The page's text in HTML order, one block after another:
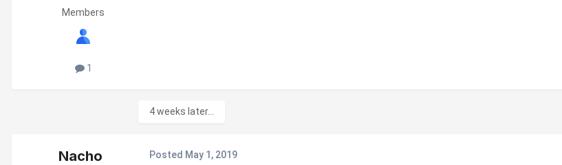
Members
1
4 weeks later...
Nacho Posted May 1, 2019